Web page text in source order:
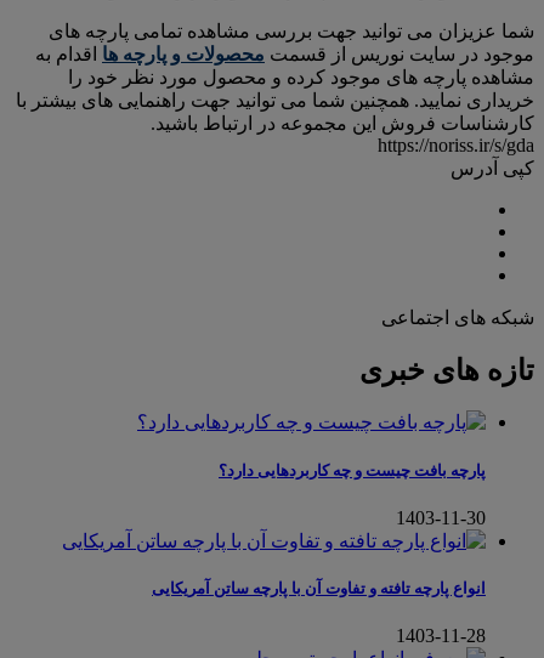
شما عزیزان می توانید جهت بررسی مشاهده تمامی پارچه های
موجود در سایت نوریس از قسمت محصولات و پارچه ها اقدام به
مشاهده پارچه های موجود کرده و محصول مورد نظر خود را
خریداری نمایید. همچنین شما می توانید جهت راهنمایی های بیشتر با
کارشناسات فروش این مجموعه در ارتباط باشید.
https://noriss.ir/s/gda
کپی آدرس
شبکه های اجتماعی
تازه های خبری
پارچه بافت چیست و چه کاربردهایی دارد؟
1403-11-30
انواع پارچه تافته و تفاوت آن با پارچه ساتن آمریکایی
1403-11-28